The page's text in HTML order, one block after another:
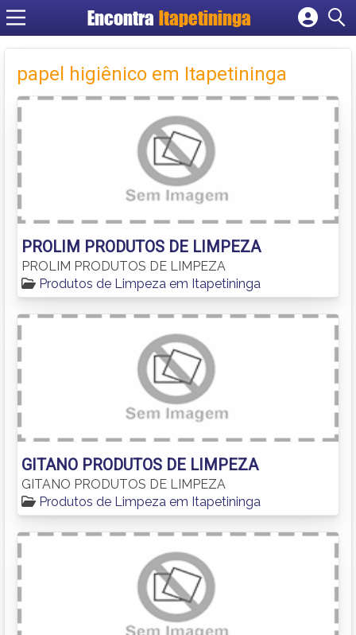
Encontra Itapetininga
Cadastrar empresa
Criar conta
papel higiênico em Itapetininga
PROLIM PRODUTOS DE LIMPEZA
PROLIM PRODUTOS DE LIMPEZA
Produtos de Limpeza em Itapetininga
GITANO PRODUTOS DE LIMPEZA
GITANO PRODUTOS DE LIMPEZA
Produtos de Limpeza em Itapetininga